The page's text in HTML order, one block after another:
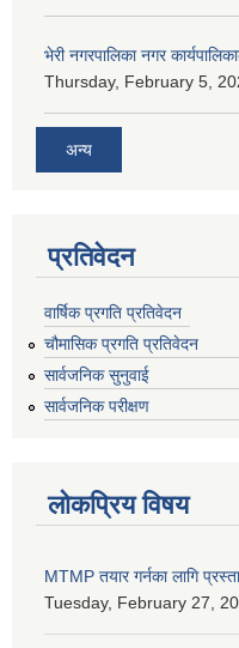
भेरी नगरपालिका नगर
Thursday, February 5,
अन्य
प्रतिवेदन
वार्षिक प्रगति प्रतिवेदन
चौमासिक प्रगति प्रतिवेदन
सार्वजनिक सुनुवाई
सार्वजनिक परीक्षण
लोकप्रिय विषय
MTMP तयार गर्नका लागि
Tuesday, February 27,